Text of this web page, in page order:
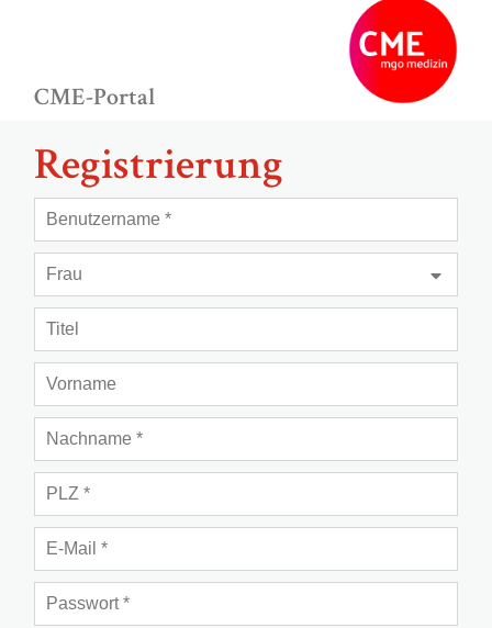
CME-Portal
Registrierung